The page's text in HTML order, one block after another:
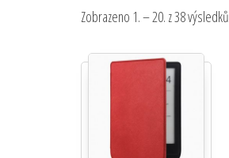
Zobrazeno 1. – 20. z 38 výsledků